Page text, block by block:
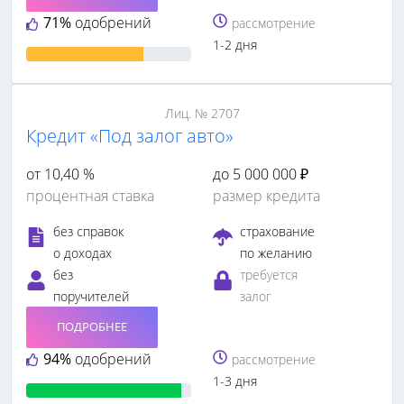
71% одобрений
рассмотрение
1-2 дня
Лиц. № 2707
Кредит «Под залог авто»
от 10,40 %
процентная ставка
до 5 000 000 ₽
размер кредита
без справок
о доходах
страхование
по желанию
без
поручителей
требуется
залог
94% одобрений
ПОДРОБНЕЕ
рассмотрение
1-3 дня